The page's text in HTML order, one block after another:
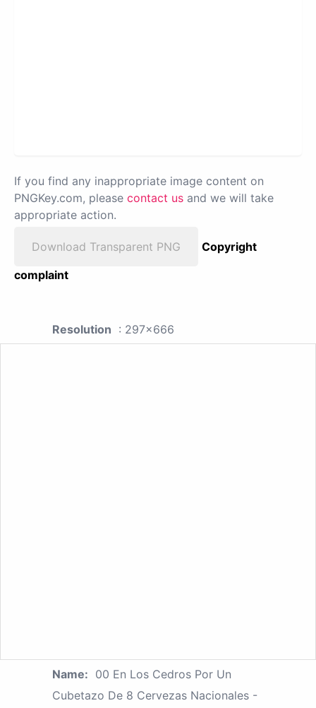
If you find any inappropriate image content on
PNGKey.com, please contact us and we will take
appropriate action.
Download Transparent PNG
Copyright
complaint
Resolution : 297x666
Name: 00 En Los Cedros Por Un
Cubetazo De 8 Cervezas Nacionales -